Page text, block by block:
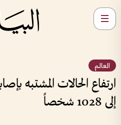
العالم
ارتفاع الحالات المشتبه
إلى 1028 شخصاً